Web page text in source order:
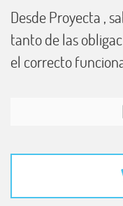
Desde Proyecta ,
tanto de las
el correcto